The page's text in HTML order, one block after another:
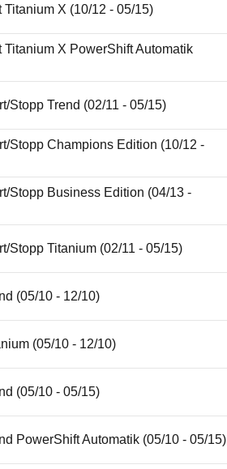
X (10/12 - 05/15)
X PowerShift Automatik
Stopp Trend (02/11 - 05/15)
Stopp Champions Edition (10/12 -
Stopp Business Edition (04/13 -
Stopp Titanium (02/11 - 05/15)
(05/10 - 12/10)
(05/10 - 12/10)
(05/10 - 05/15)
PowerShift Automatik (05/10 - 05/15)